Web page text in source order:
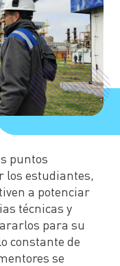
puntos
los estudiantes,
a potenciar
técnicas y
para su
constante de
se